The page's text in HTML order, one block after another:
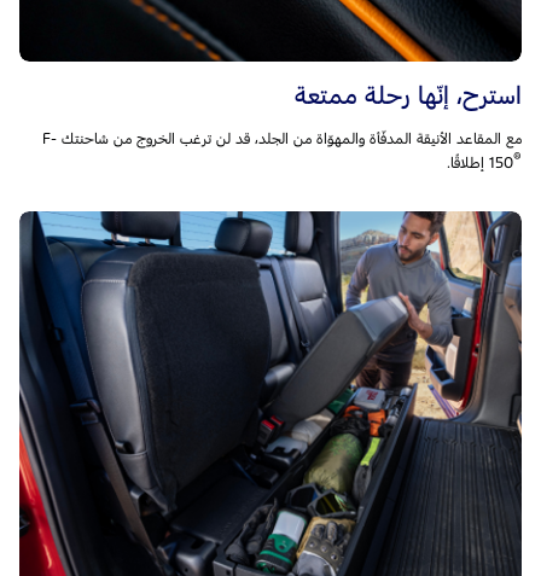
استرح، إنّها رحلة ممتعة
مع المقاعد الأنيقة المدفّأة والمهوّاة من الجلد، قد لن ترغب الخروج من شاحنتك F-
150®